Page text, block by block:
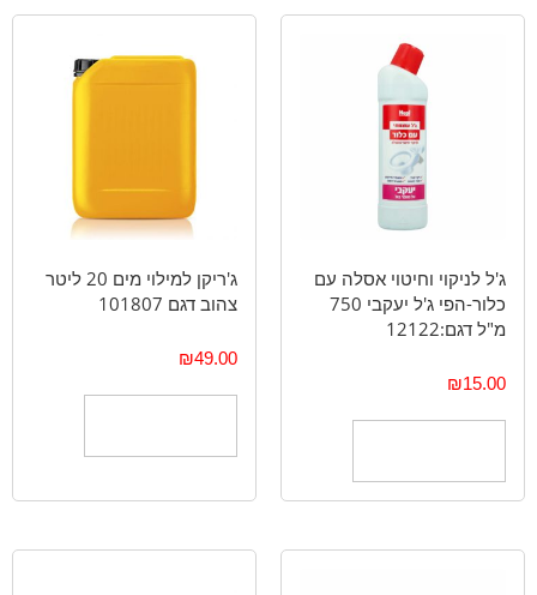
ג'ל לניקוי וחיטוי אסלה עם
כלור-הפי ג'ל יעקבי 750
מ"ל דגם:12122
₪15.00
ג'ריקן למילוי מים 20 ליטר
צהוב דגם 101807
₪49.00